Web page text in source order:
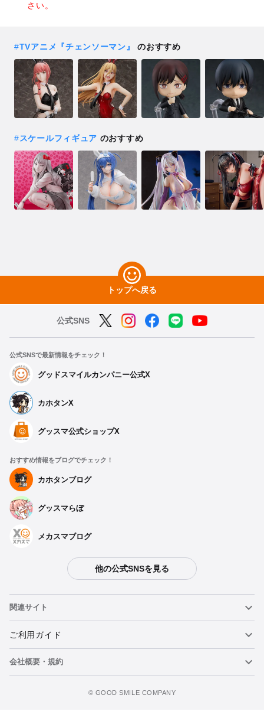
さい。
#TVアニメ『チェンソーマン』 のおすすめ
#スケールフィギュア のおすすめ
トップへ戻る
公式SNS
公式SNSで最新情報をチェック！
グッドスマイルカンパニー公式X
カホタンX
グッスマ公式ショップX
おすすめ情報をブログでチェック！
カホタンブログ
グッスマらぼ
メカスマブログ
他の公式SNSを見る
関連サイト
ねんどろいど
ねんどろいどフェイスメーカー
ご利用ガイド
重要なお知らせ
会社概要・規約
©️ GOOD SMILE COMPANY